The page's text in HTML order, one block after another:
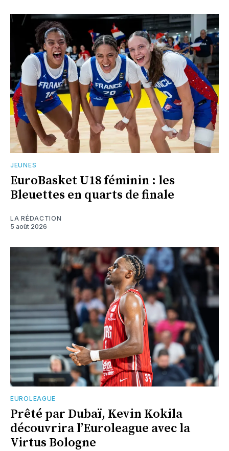
JEUNES
EuroBasket U18 féminin : les
Bleuettes en quarts de finale
LA RÉDACTION
5 août 2026
EUROLEAGUE
Prêté par Dubaï, Kevin Kokila
découvrira l’Euroleague avec la
Virtus Bologne